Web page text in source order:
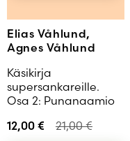
Elias Våhlund,
Agnes Våhlund
Käsikirja
supersankareille.
Osa 2: Punanaamio
12,00 € 21,00€